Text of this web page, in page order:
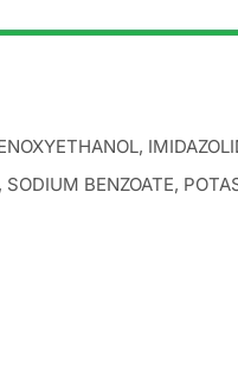
BENZOATE,